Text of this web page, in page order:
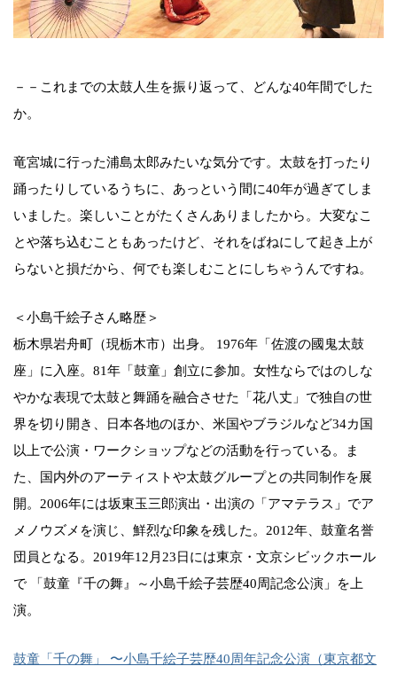
－－これまでの太鼓人生を振り返って、どんな40年間でした
か。
竜宮城に行った浦島太郎みたいな気分です。太鼓を打ったり
踊ったりしているうちに、あっという間に40年が過ぎてしま
いました。楽しいことがたくさんありましたから。大変なこ
とや落ち込むこともあったけど、それをばねにして起き上が
らないと損だから、何でも楽しむことにしちゃうんですね。
＜小島千絵子さん略歴＞
栃木県岩舟町（現栃木市）出身。 1976年「佐渡の國鬼太鼓
座」に入座。81年「鼓童」創立に参加。女性ならではのしな
やかな表現で太鼓と舞踊を融合させた「花八丈」で独自の世
界を切り開き、日本各地のほか、米国やブラジルなど34カ国
以上で公演・ワークショップなどの活動を行っている。ま
た、国内外のアーティストや太鼓グループとの共同制作を展
開。2006年には坂東玉三郎演出・出演の「アマテラス」でア
メノウズメを演じ、鮮烈な印象を残した。2012年、鼓童名誉
団員となる。2019年12月23日には東京・文京シビックホール
で 「鼓童『千の舞』～小島千絵子芸歴40周記念公演」を上
演。
鼓童「千の舞」 〜小島千絵子芸歴40周年記念公演（東京都文